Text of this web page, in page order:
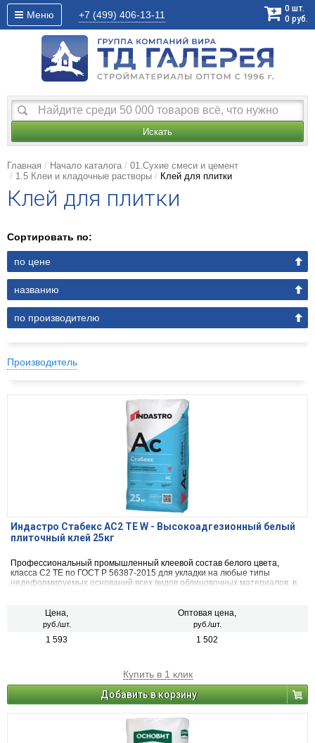
Меню +7 (499) 406-13-11
0 шт.
0 руб.
Искать
Главная Начало каталога
01.Сухие смеси и цемент
1.5 Клеи и кладочные растворы
Клей для плитки
Клей для плитки
Сортировать по:
по цене
названию
по производителю
Производитель
Индастро Стабекс AC2 TE W - Высокоадгезионный белый
плиточный клей 25кг
Профессиональный промышленный клеевой состав белого цвета,
класса C2 TE по ГОСТ Р 56387-2015 для укладки на любые типы
недеформируемых оснований всех видов облицовочных материалов, в
Цена,
руб./шт.
Оптовая цена,
руб./шт.
1 593 1 502
Купить в 1 клик
Добавить в корзину